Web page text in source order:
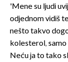
'Mene su ljudi
odjednom vidiš
nešto takvo
kolesterol, samo
Neću ja to tako